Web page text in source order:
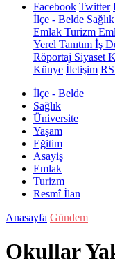
Facebook Twitter
İlçe - Belde Sağlık
Emlak Turizm
Yerel Tanıtım İş
Röportaj Siyaset
Künye İletişim
İlçe - Belde
Sağlık
Üniversite
Yaşam
Eğitim
Asayiş
Emlak
Turizm
Resmî İlan
Anasayfa Gündem
Okullar